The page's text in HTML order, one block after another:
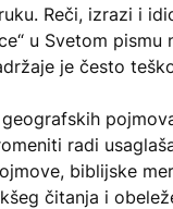
Reči, izrazi i
u Svetom pismu
je često
radi
biblijske
čitanja i